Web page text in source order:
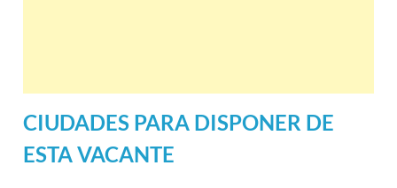
CIUDADES PARA DISPONER DE
ESTA VACANTE